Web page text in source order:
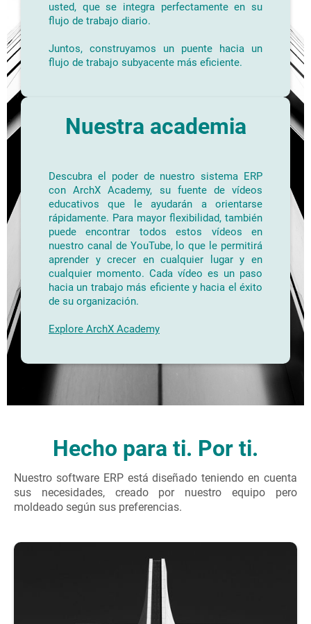
usted, que se integra perfectamente en su
flujo de trabajo diario.
Juntos, construyamos un puente hacia un
flujo de trabajo subyacente más eficiente.
Nuestra academia
Descubra el poder de nuestro sistema ERP
con ArchX Academy, su fuente de vídeos
educativos que le ayudarán a orientarse
rápidamente. Para mayor flexibilidad, también
puede encontrar todos estos vídeos en
nuestro canal de YouTube, lo que le permitirá
aprender y crecer en cualquier lugar y en
cualquier momento. Cada vídeo es un paso
hacia un trabajo más eficiente y hacia el éxito
de su organización.
Explore ArchX Academy
Hecho para ti. Por ti.
Nuestro software ERP está diseñado teniendo en cuenta
sus necesidades, creado por nuestro equipo pero
moldeado según sus preferencias.